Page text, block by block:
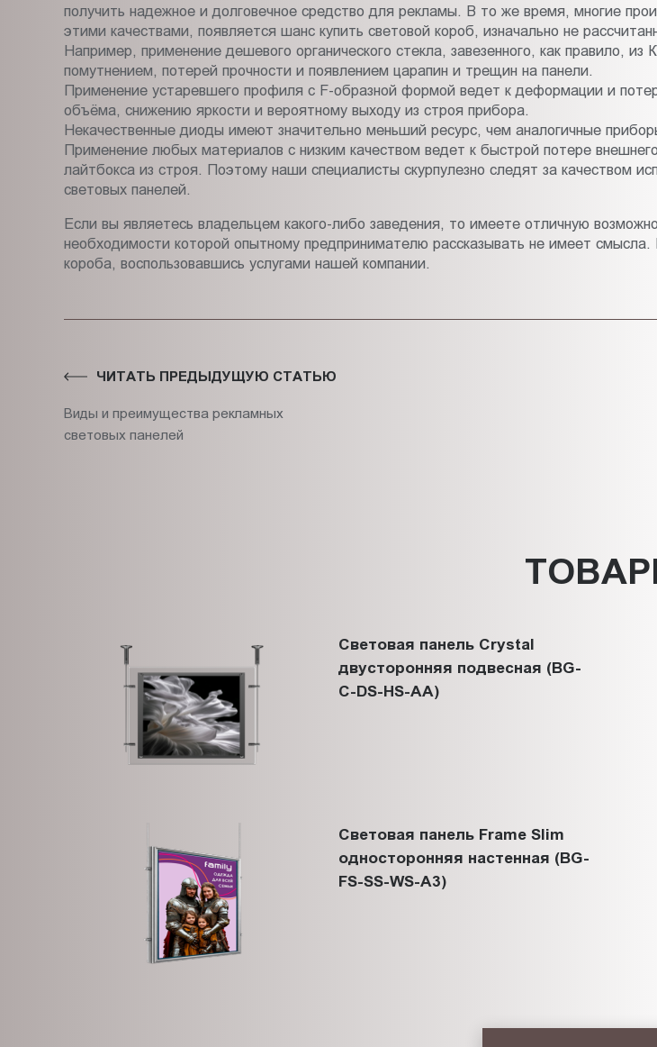
получить надежное и долговечное средство для рекламы. В то же время, многие
этими качествами, появляется шанс купить световой короб, изначально не
Например, применение дешевого органического стекла, завезенного, как правило,
помутнением, потерей прочности и появлением царапин и трещин на панели.
Применение устаревшего профиля с F-образной формой ведет к деформации и
объёма, снижению яркости и вероятному выходу из строя прибора.
Некачественные диоды имеют значительно меньший ресурс, чем аналогичные
Применение любых материалов с низким качеством ведет к быстрой потере
лайтбокса из строя. Поэтому наши специалисты скурпулезно следят за качеством
световых панелей.
Если вы являетесь владельцем какого-либо заведения, то имеете отличную
необходимости которой опытному предпринимателю рассказывать не имеет
короба, воспользовавшись услугами нашей компании.
ЧИТАТЬ ПРЕДЫДУЩУЮ СТАТЬЮ
Виды и преимущества рекламных
световых панелей
Световая панель Crystal
двусторонняя подвесная (BG-
C-DS-HS-АА)
Световая панель Frame Slim
односторонняя настенная (BG-
FS-SS-WS-A3)